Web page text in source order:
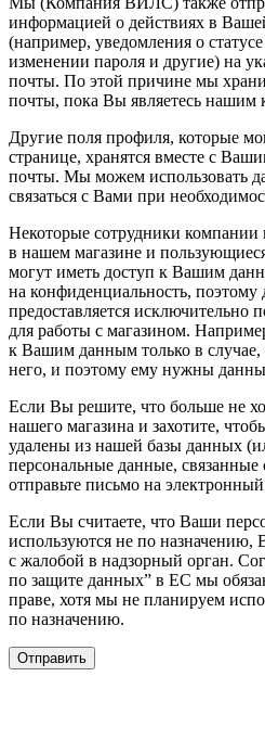
информацией о действиях в
(например, уведомления о
изменении пароля и другие) на
почты. По этой причине мы
почты, пока Вы являетесь нашим
Другие поля профиля, которые
странице, хранятся вместе с
почты. Мы можем использовать
связаться с Вами при
Некоторые сотрудники
в нашем магазине и
могут иметь доступ к Вашим
на конфиденциальность,
предоставляется исключительно
для работы с магазином.
к Вашим данным только в случае,
него, и поэтому ему нужны
Если Вы решите, что больше не
нашего магазина и захотите,
удалены из нашей базы данных
персональные данные,
отправьте письмо на
Если Вы считаете, что Ваши
используются не по назначению,
с жалобой в надзорный орган.
по защите данных” в ЕС мы
праве, хотя мы не планируем
по назначению.
Отправить